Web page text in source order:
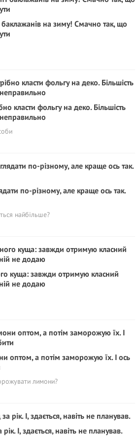
на зиму! Смачно так, що
класти фольгу на деко. Більшість
по-різному, але краще ось так.
найбільше?
куща: завжди отримую класний
не додаю
оптом, а потім заморожую їх. І ось
лимони?
І, здається, навіть не планував.